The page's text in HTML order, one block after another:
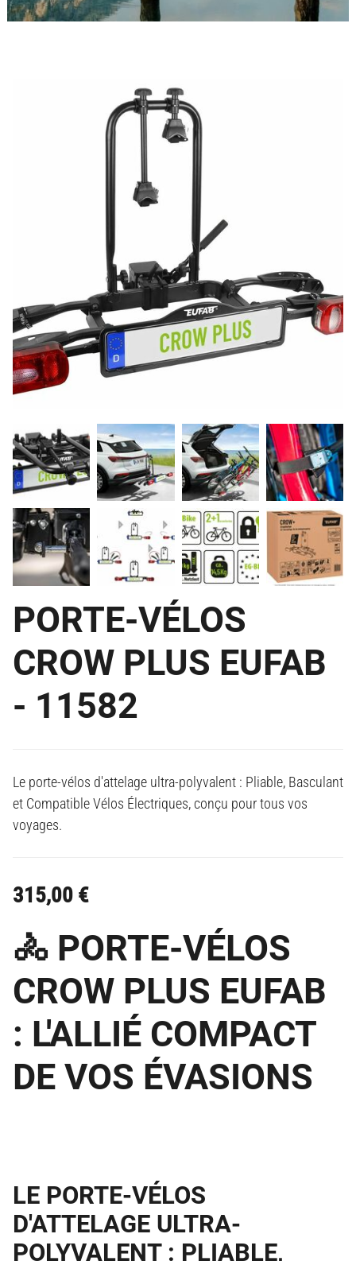
PORTE-VÉLOS
CROW PLUS EUFAB
- 11582
Le porte-vélos d'attelage ultra-polyvalent : Pliable, Basculant
et Compatible Vélos Électriques, conçu pour tous vos
voyages.
315,00 €
🚴 PORTE-VÉLOS
CROW PLUS EUFAB
: L'ALLIÉ COMPACT
DE VOS ÉVASIONS
LE PORTE-VÉLOS
D'ATTELAGE ULTRA-
POLYVALENT : PLIABLE,